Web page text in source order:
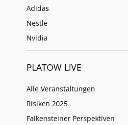
Adidas
Nestle
Nvidia
PLATOW LIVE
Alle Veranstaltungen
Risiken 2025
Falkensteiner Perspektiven